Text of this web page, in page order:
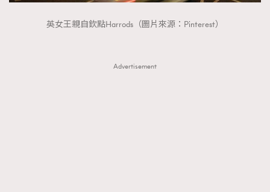
英女王親自欽點Harrods（圖片來源：Pinterest）
Advertisement